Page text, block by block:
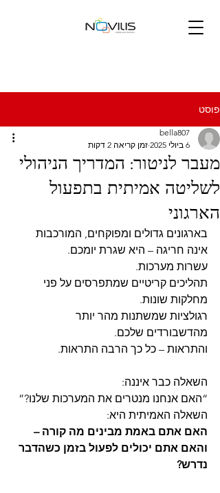
פוסט
מעבר לניטור: המדריך הניהולי
לשליטה אמיתית בתפעול
הארגוני
bella807
6 ביולי 2025
זמן קריאה 2 דקות
בארגונים גדולים ומפוקחים, המורכבות
אינה חריגה – היא שגרת יומכם.
עשרות מערכות.
תהליכים קריטיים שמתפרסים על פני
מחלקות שונות.
רגולציות שמשתנות מהר יותר
מהדשבורדים שלכם.
והתראות – כל כך הרבה התראות.
השאלה כבר איננה:
“האם אנחנו מנטרים את המערכות שלנו?”
השאלה האמיתית היא:
האם אתם באמת מבינים מה קורה –
והאם אתם יכולים לפעול בזמן כשהדבר
נדרש?